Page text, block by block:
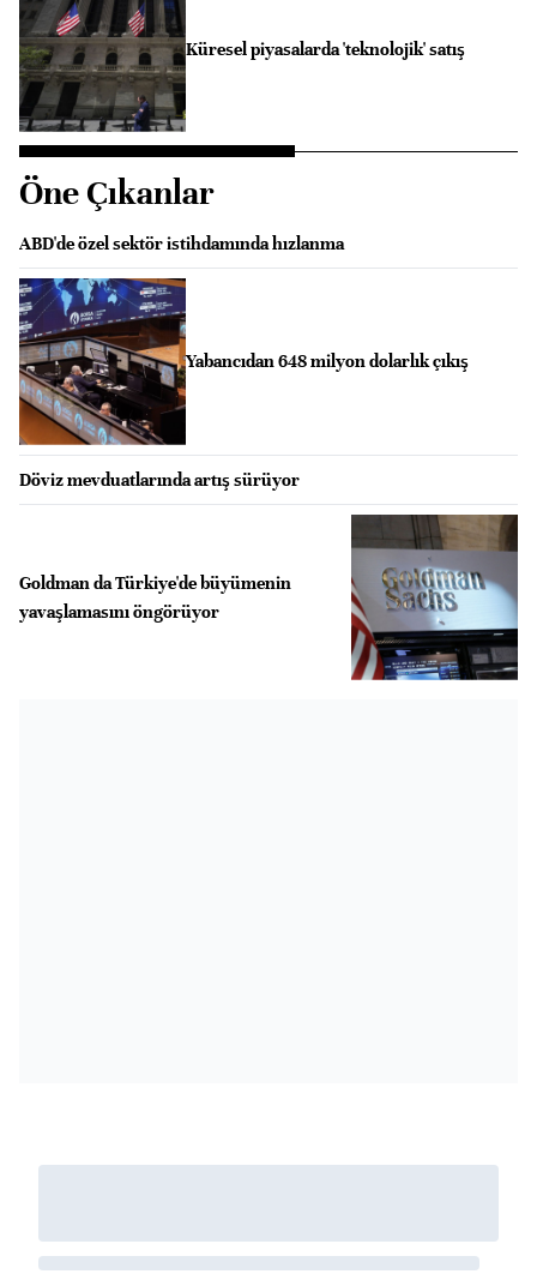
Küresel piyasalarda 'teknolojik' satış
Öne Çıkanlar
ABD'de özel sektör istihdamında hızlanma
Yabancıdan 648 milyon dolarlık çıkış
Döviz mevduatlarında artış sürüyor
Goldman da Türkiye'de büyümenin
yavaşlamasını öngörüyor